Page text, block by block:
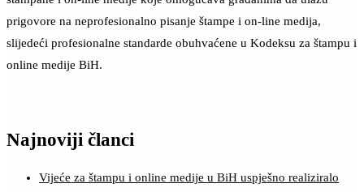
prigovore na neprofesionalno pisanje štampe i on-line medija,
slijedeći profesionalne standarde obuhvaćene u Kodeksu za štampu i
online medije BiH.
Najnoviji članci
Vijeće za štampu i online medije u BiH uspješno realiziralo